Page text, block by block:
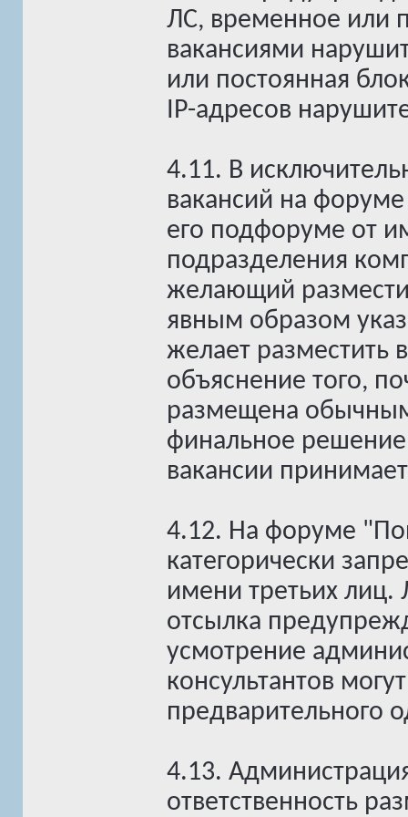
ЛС, временное или
вакансиями
или постоянная
IP-адресов
4.11. В
вакансий на
его подфоруме от
подразделения
желающий
явным образом
желает разместить
объяснение того,
размещена
финальное
вакансии
4.12. На форуме
категорически
имени третьих лиц.
отсылка
усмотрение
консультантов
предварительного
4.13.
ответственность